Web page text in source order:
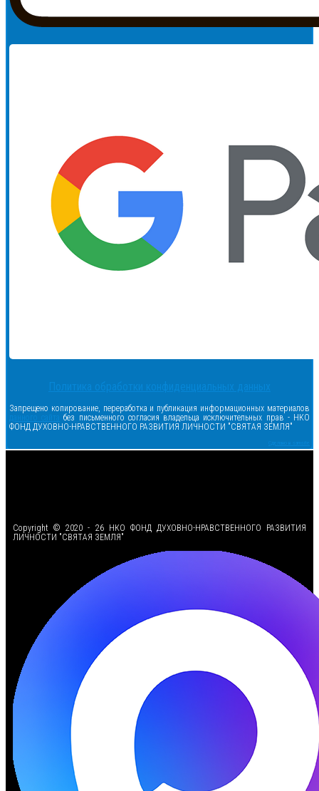
Политика обработки конфиденциальных данных
Запрещено копирование, переработка и публикация информационных материалов
данного сайта без письменного согласия владельца исключительных прав - НКО
ФОНД ДУХОВНО-НРАВСТВЕННОГО РАЗВИТИЯ ЛИЧНОСТИ "СВЯТАЯ ЗЕМЛЯ"
Сделано в samsite
Copyright © 2020 - 26 НКО ФОНД ДУХОВНО-НРАВСТВЕННОГО РАЗВИТИЯ
ЛИЧНОСТИ "СВЯТАЯ ЗЕМЛЯ"